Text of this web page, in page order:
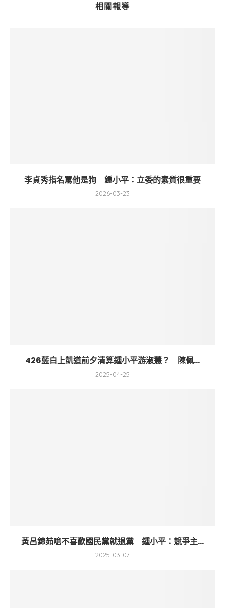
相關報導
李貞秀指名罵他是狗 鍾小平：立委的素質很重要
2026-03-23
426藍白上凱道前夕清算鍾小平游淑慧？ 陳佩...
2025-04-25
黃呂錦茹嗆不喜歡國民黨就退黨 鍾小平：競爭主...
2025-03-07